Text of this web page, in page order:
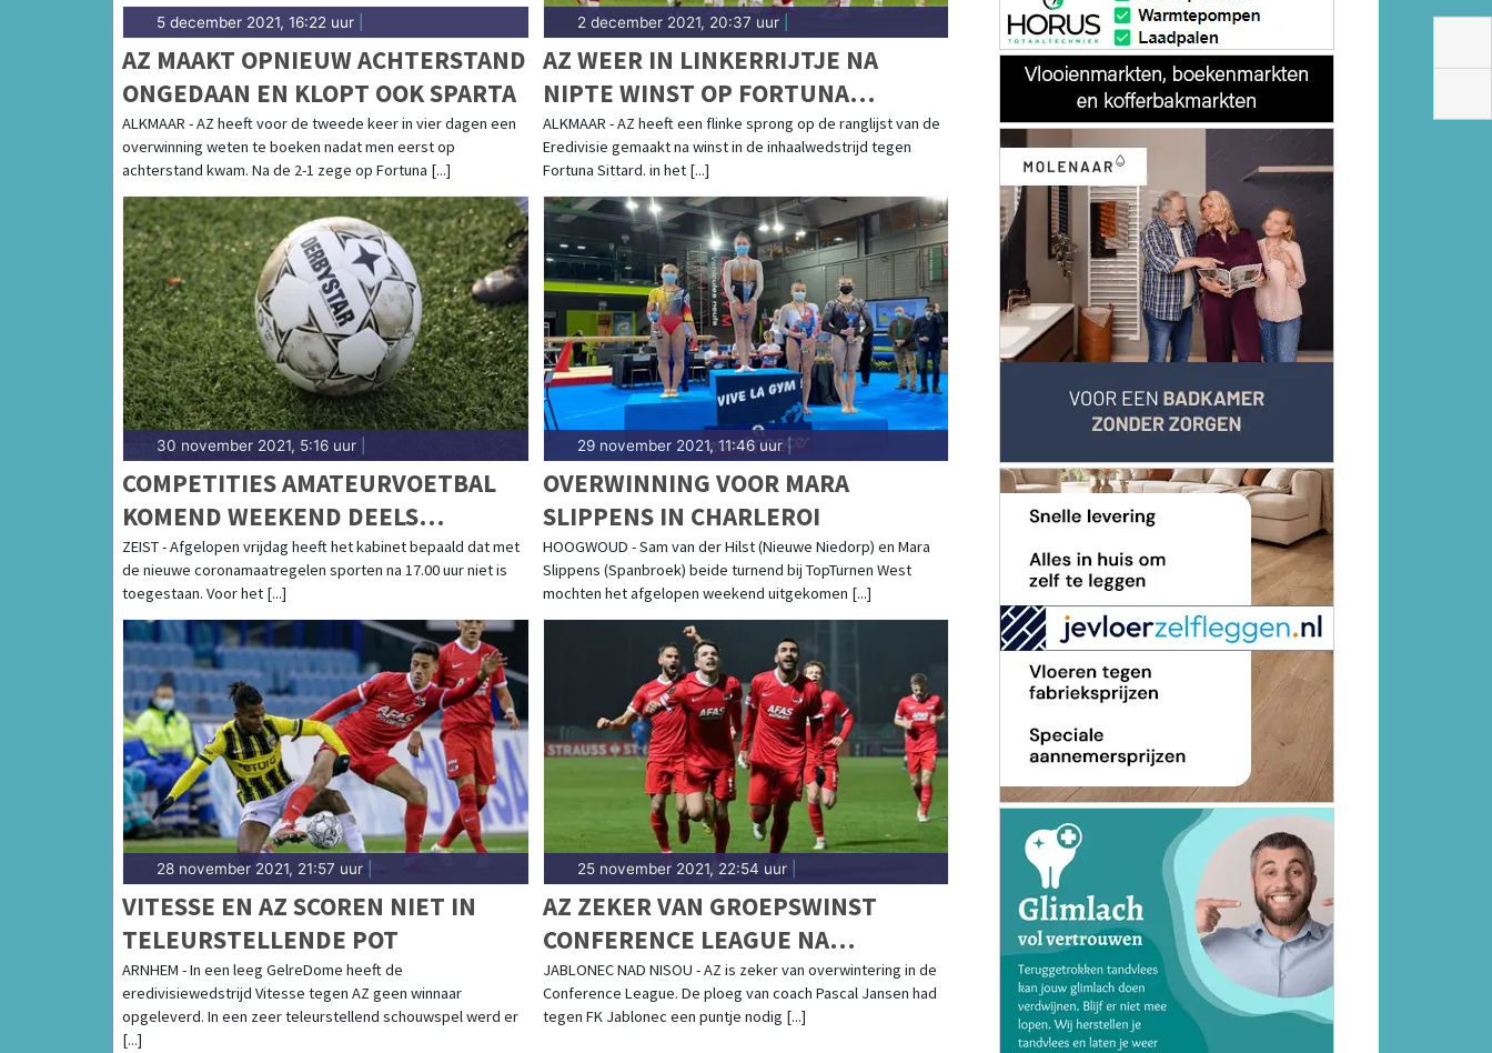
5 december 2021, 16:22 uur
AZ MAAKT OPNIEUW ACHTERSTAND
ONGEDAAN EN KLOPT OOK SPARTA
ALKMAAR - AZ heeft voor de tweede keer in vier dagen een
overwinning weten te boeken nadat men eerst op
achterstand kwam. Na de 2-1 zege op Fortuna [...]
2 december 2021, 20:37 uur|
AZ WEER IN LINKERRIJTJE NA
NIPTE WINST OP FORTUNA
SITTARD
ALKMAAR - AZ heeft een flinke sprong op de ranglijst van de
Eredivisie gemaakt na winst in de inhaalwedstrijd tegen
Fortuna Sittard. in het [...]
30 november 2021, 5:16 uur
COMPETITIES AMATEURVOETBAL
KOMEND WEEKEND DEELS
STILGELEGD
ZEIST - Afgelopen vrijdag heeft het kabinet bepaald dat met
de nieuwe coronamaatregelen sporten na 17.00 uur niet is
toegestaan. Voor het [...]
29 november 2021, 11:46 uur|
OVERWINNING VOOR MARA
SLIPPENS IN CHARLEROI
HOOGWOUD - Sam van der Hilst (Nieuwe Niedorp) en Mara
Slippens (Spanbroek) beide turnend bij TopTurnen West
mochten het afgelopen weekend uitgekomen [...]
28 november 2021, 21:57 uur
VITESSE EN AZ SCOREN NIET IN
TELEURSTELLENDE POT
ARNHEM - In een leeg GelreDome heeft de
eredivisiewedstrijd Vitesse tegen AZ geen winnaar
opgeleverd. In een zeer teleurstellend schouwspel werd er
[...]
25 november 2021, 22:54 uur|
AZ ZEKER VAN GROEPSWINST
CONFERENCE LEAGUE NA
GELIJKSPEL IN TSJECHIË
JABLONEC NAD NISOU - AZ is zeker van overwintering in de
Conference League. De ploeg van coach Pascal Jansen had
tegen FK Jablonec een puntje nodig [...]